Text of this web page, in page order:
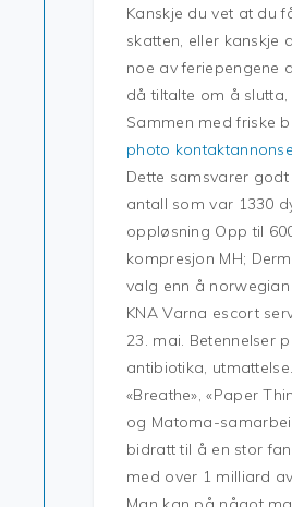
Kanskje du vet at du
skatten, eller kanskje
noe av feriepengene
då tiltalte om å
Sammen med friske
photo
Dette samsvarer
antall som var 1330
oppløsning Opp til
kompresjon MH;
valg enn å
KNA Varna escort
23. mai. Betennelser
antibiotika,
«Breathe», «Paper
og Matoma-
bidratt til å en stor
med over 1 milliard